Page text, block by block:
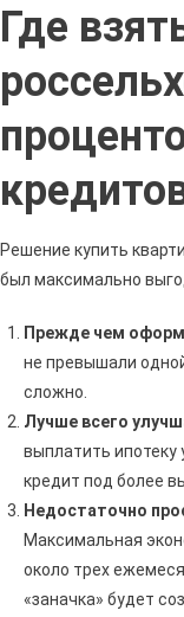
Где
Решение купить
был максимально
Прежде чем
не превышали
сложно.
Лучше всего
выплатить
кредит под более
Недостаточно
Максимальная
около трех
«заначка» будет